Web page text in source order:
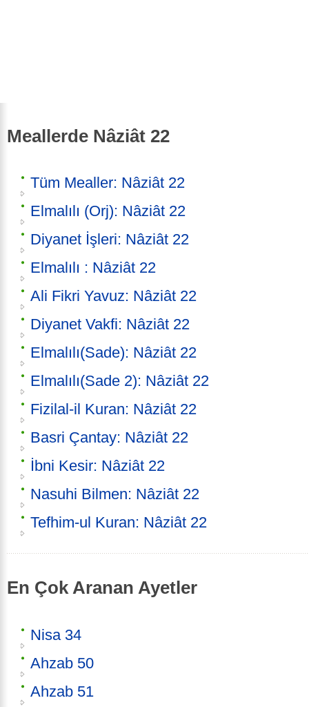
Meallerde Nâziât 22
Tüm Mealler: Nâziât 22
Elmalılı (Orj): Nâziât 22
Diyanet İşleri: Nâziât 22
Elmalılı : Nâziât 22
Ali Fikri Yavuz: Nâziât 22
Diyanet Vakfi: Nâziât 22
Elmalılı(Sade): Nâziât 22
Elmalılı(Sade 2): Nâziât 22
Fizilal-il Kuran: Nâziât 22
Basri Çantay: Nâziât 22
İbni Kesir: Nâziât 22
Nasuhi Bilmen: Nâziât 22
Tefhim-ul Kuran: Nâziât 22
En Çok Aranan Ayetler
Nisa 34
Ahzab 50
Ahzab 51